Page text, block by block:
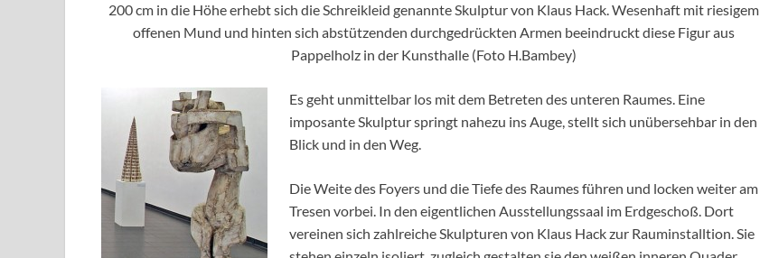
200 cm in die Höhe erhebt sich die Schreikleid genannte Skulptur von Klaus Hack. Wesenhaft mit riesigem
offenen Mund und hinten sich abstützenden durchgedrückten Armen beeindruckt diese Figur aus
Pappelholz in der Kunsthalle (Foto H.Bambey)
Es geht unmittelbar los mit dem Betreten des unteren Raumes. Eine
imposante Skulptur springt nahezu ins Auge, stellt sich unübersehbar in den
Blick und in den Weg.
Die Weite des Foyers und die Tiefe des Raumes führen und locken weiter am
Tresen vorbei. In den eigentlichen Ausstellungssaal im Erdgeschoß. Dort
vereinen sich zahlreiche Skulpturen von Klaus Hack zur Rauminstalltion. Sie